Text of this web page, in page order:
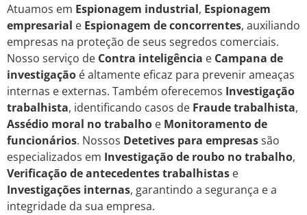
Atuamos em Espionagem industrial, Espionagem
empresarial e Espionagem de concorrentes, auxiliando
empresas na proteção de seus segredos comerciais.
Nosso serviço de Contra inteligência e Campana de
investigação é altamente eficaz para prevenir ameaças
internas e externas. Também oferecemos Investigação
trabalhista, identificando casos de Fraude trabalhista,
Assédio moral no trabalho e Monitoramento de
funcionários. Nossos Detetives para empresassão
especializados em Investigação de roubo no trabalho,
Verificação de antecedentes trabalhistas e
Investigações internas, garantindo a segurança e a
integridade da sua empresa.